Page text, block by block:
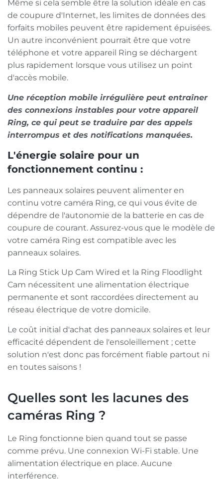
Même si cela semble être la solution idéale en cas
de coupure d'Internet, les limites de données des
forfaits mobiles peuvent être rapidement épuisées.
Un autre inconvénient pourrait être que votre
téléphone et votre appareil Ring se déchargent
plus rapidement lorsque vous utilisez un point
d'accès mobile.
Une réception mobile irrégulière peut entraîner
des connexions instables pour votre appareil
Ring, ce qui peut se traduire par des appels
interrompus et des notifications manquées.
L'énergie solaire pour un
fonctionnement continu :
Les panneaux solaires peuvent alimenter en
continu votre caméra Ring, ce qui vous évite de
dépendre de l'autonomie de la batterie en cas de
coupure de courant. Assurez-vous que le modèle de
votre caméra Ring est compatible avec les
panneaux solaires.
La Ring Stick Up Cam Wired et la Ring Floodlight
Cam nécessitent une alimentation électrique
permanente et sont raccordées directement au
réseau électrique de votre domicile.
Le coût initial d'achat des panneaux solaires et leur
efficacité dépendent de l'ensoleillement ; cette
solution n'est donc pas forcément fiable partout ni
en toutes saisons !
Quelles sont les lacunes des
caméras Ring ?
Le Ring fonctionne bien quand tout se passe
comme prévu. Une connexion Wi-Fi stable. Une
alimentation électrique en place. Aucune
interférence.